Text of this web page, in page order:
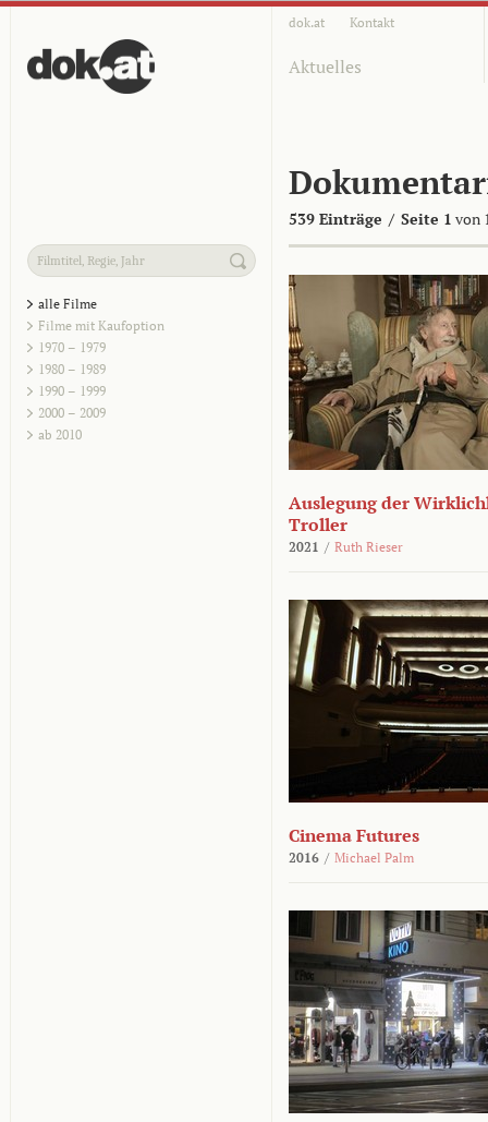
dok.at Kontakt
Aktuelles
539 Einträge / Seite 1 von
alle Filme
Filme mit Kaufoption
1970 – 1979
1980 – 1989
1990 – 1999
2000 – 2009
ab 2010
Auslegung der
Troller
2021 / Ruth Rieser
Cinema Futures
2016 / Michael Palm